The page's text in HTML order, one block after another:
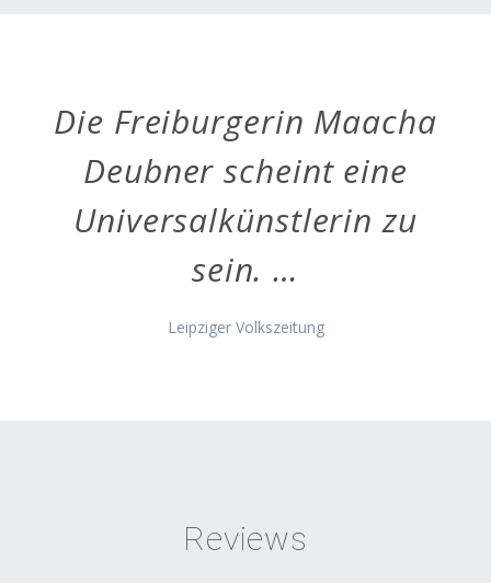
Die Freiburgerin Maacha
Deubner scheint eine
Universalkünstlerin zu
sein. …
Leipziger Volkszeitung
Reviews